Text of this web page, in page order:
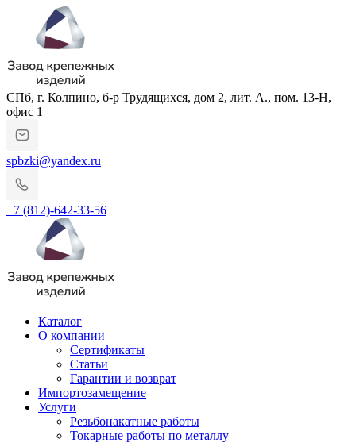
СПб, г. Колпино, б-р Трудящихся, дом 2, лит. А., пом. 13-Н,
офис 1
spbzki@yandex.ru
+7 (812)-642-33-56
Каталог
О компании
Сертификаты
Статьи
Гарантии и возврат
Импортозамещение
Услуги
Резьбонакатные работы
Токарные работы по металлу